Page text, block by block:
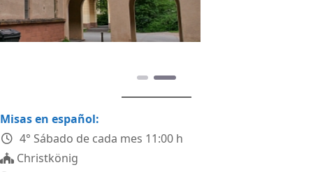
Misas en español:
4° Sábado de cada mes 11:00 h
Christkönig